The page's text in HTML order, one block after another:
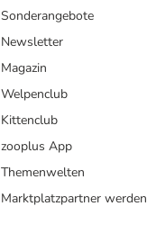
Sonderangebote
Newsletter
Magazin
Welpenclub
Kittenclub
zooplus App
Themenwelten
Marktplatzpartner werden